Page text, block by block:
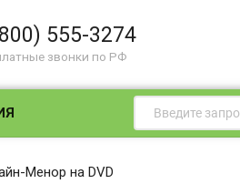
555-3274
звонки по РФ
Менор на DVD